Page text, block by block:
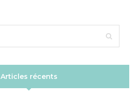
Articles récents